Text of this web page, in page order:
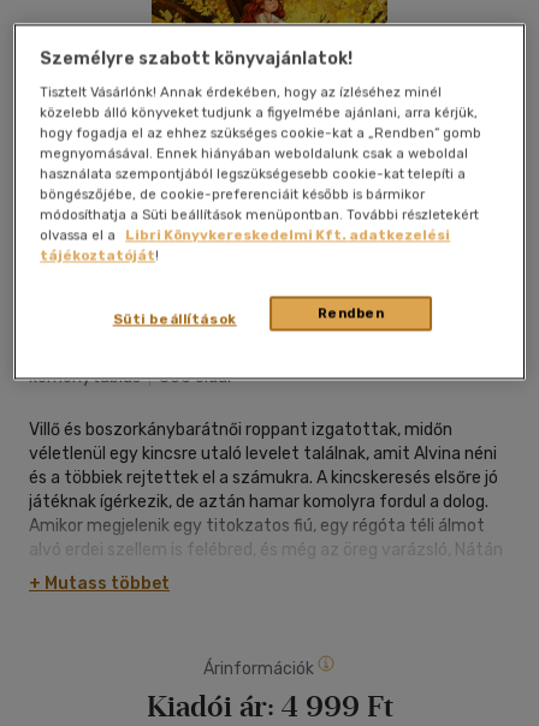
Kívánságlistához adom
keménytáblás|366 oldal
Villő és boszorkánybarátnői roppant izgatottak, midőn
véletlenül egy kincsre utaló levelet találnak, amit Alvina néni
és a többiek rejtettek el a számukra. A kincskeresés elsőre jó
játéknak ígérkezik, de aztán hamar komolyra fordul a dolog.
Amikor megjelenik egy titokzatos fiú, egy régóta téli álmot
alvó erdei szellem is felébred, és még az öreg varázsló, Nátán
is visszatér, a lányok rájönnek, hogy valami nagyon nincs
rendjén. Úgy látszik, egyszerre mindenki a kincset akarja.
egyik legértékesebb kincséről van szó, és a megszerzése egy
cseppet sem veszélytelen...
+ Mutass többet
Árinformációk
Kiadói ár: 4 999 Ft
Személyre szabott könyvajánlatok!
Tisztelt Vásárlónk! Annak érdekében, hogy az ízléséhez minél
közelebb álló könyveket tudjunk a figyelmébe ajánlani, arra kérjük,
hogy fogadja el az ehhez szükséges cookie-kat a „Rendben” gomb
megnyomásával. Ennek hiányában weboldalunk csak a weboldal
használata szempontjából legszükségesebb cookie-kat telepíti a
böngészőjébe, de cookie-preferenciáit később is bármikor
módosíthatja a Süti beállítások menüpontban. További részletekért
olvassa el a
Libri Könyvkereskedelmi Kft. adatkezelési
tájékoztatóját!
Rendben
Süti beállítások